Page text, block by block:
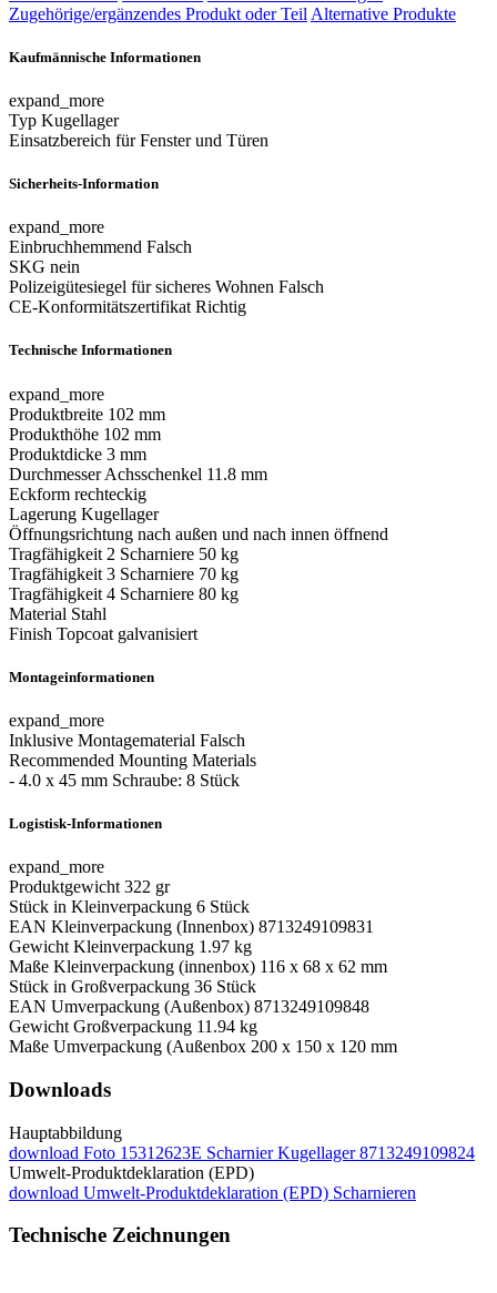
Zugehörige/ergänzendes Produkt oder Teil Alternative Produkte
Kaufmännische Informationen
expand_more
Typ Kugellager
Einsatzbereich für Fenster und Türen
Sicherheits-Information
expand_more
Einbruchhemmend Falsch
SKG nein
Polizeigütesiegel für sicheres Wohnen Falsch
CE-Konformitätszertifikat Richtig
Technische Informationen
expand_more
Produktbreite 102 mm
Produkthöhe 102 mm
Produktdicke 3 mm
Durchmesser Achsschenkel 11.8 mm
Eckform rechteckig
Lagerung Kugellager
Öffnungsrichtung nach außen und nach innen öffnend
Tragfähigkeit 2 Scharniere 50 kg
Tragfähigkeit 3 Scharniere 70 kg
Tragfähigkeit 4 Scharniere 80 kg
Material Stahl
Finish Topcoat galvanisiert
Montageinformationen
expand_more
Inklusive Montagematerial Falsch
Recommended Mounting Materials
- 4.0 x 45 mm Schraube: 8 Stück
Logistisk-Informationen
expand_more
Produktgewicht 322 gr
Stück in Kleinverpackung 6 Stück
EAN Kleinverpackung (Innenbox) 8713249109831
Gewicht Kleinverpackung 1.97 kg
Maße Kleinverpackung (innenbox) 116 x 68 x 62 mm
Stück in Großverpackung 36 Stück
EAN Umverpackung (Außenbox) 8713249109848
Gewicht Großverpackung 11.94 kg
Maße Umverpackung (Außenbox 200 x 150 x 120 mm
Downloads
Hauptabbildung
download Foto 15312623E Scharnier Kugellager 8713249109824
Umwelt-Produktdeklaration (EPD)
download Umwelt-Produktdeklaration (EPD) Scharnieren
Technische Zeichnungen